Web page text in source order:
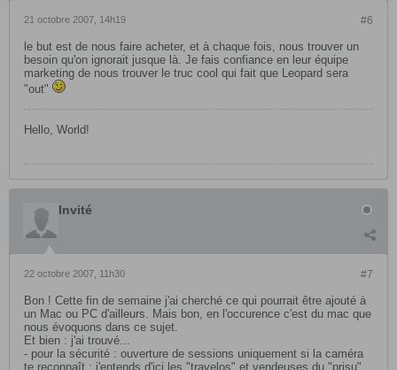
#6
21 octobre 2007, 14h19
le but est de nous faire acheter, et à chaque fois, nous trouver un
besoin qu'on ignorait jusque là. Je fais confiance en leur équipe
marketing de nous trouver le truc cool qui fait que Leopard sera
"out"
Hello, World!
Invité
#7
22 octobre 2007, 11h30
Bon ! Cette fin de semaine j'ai cherché ce qui pourrait être ajouté à
un Mac ou PC d'ailleurs. Mais bon, en l'occurence c'est du mac que
nous évoquons dans ce sujet.
Et bien : j'ai trouvé...
- pour la sécurité : ouverture de sessions uniquement si la caméra
te reconnaît ; j'entends d'ici les "travelos" et vendeuses du "prisu"